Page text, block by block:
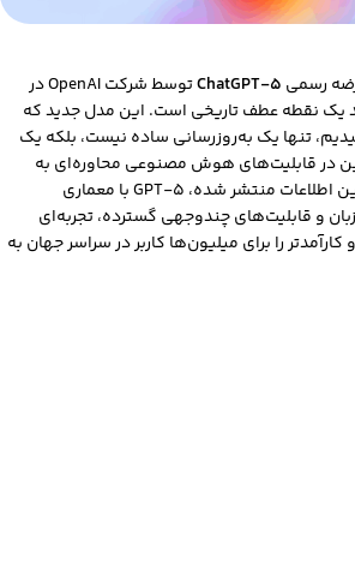
رسمی ChatGPT-5
توسط شرکت OpenAI در
۲۰۲۵، شاهد یک نقطه عطف تاریخی است. این مدل جدید که
تنها یک به‌روزرسانی ساده نیست، بلکه یک
در قابلیت‌های هوش مصنوعی محاوره‌ای به
شمار می‌رود. بر اساس آخرین اطلاعات منتشر شده، GPT-5 با معماری
و قابلیت‌های چندوجهی گسترده، تجربه‌ای
را برای میلیون‌ها کاربر در سراسر جهان به